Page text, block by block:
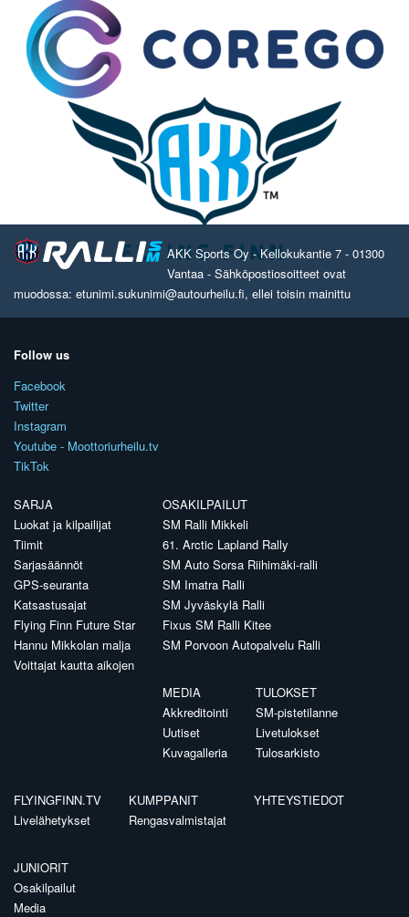
AKK Sports Oy - Kellokukantie 7 - 01300
Vantaa - Sähköpostiosoitteet ovat
muodossa: etunimi.sukunimi@autourheilu.fi, ellei toisin mainittu
Follow us
Facebook
Twitter
Instagram
Youtube - Moottoriurheilu.tv
TikTok
SARJA
Luokat ja kilpailijat
Tiimit
Sarjasäännöt
GPS-seuranta
Katsastusajat
Flying Finn Future Star
Hannu Mikkolan malja
Voittajat kautta aikojen
OSAKILPAILUT
SM Ralli Mikkeli
61. Arctic Lapland Rally
SM Auto Sorsa Riihimäki-ralli
SM Imatra Ralli
SM Jyväskylä Ralli
Fixus SM Ralli Kitee
SM Porvoon Autopalvelu Ralli
MEDIA
Akkreditointi
Uutiset
Kuvagalleria
TULOKSET
SM-pistetilanne
Livetulokset
Tulosarkisto
FLYINGFINN.TV
Livelähetykset
KUMPPANIT
Rengasvalmistajat
YHTEYSTIEDOT
JUNIORIT
Osakilpailut
Media